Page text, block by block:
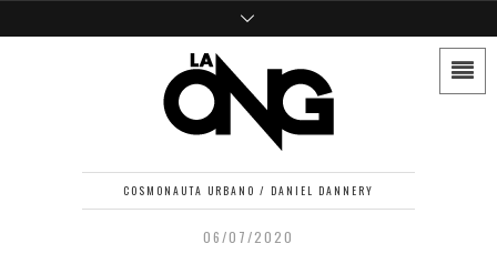
COSMONAUTA URBANO / DANIEL DANNERY
06/07/2020